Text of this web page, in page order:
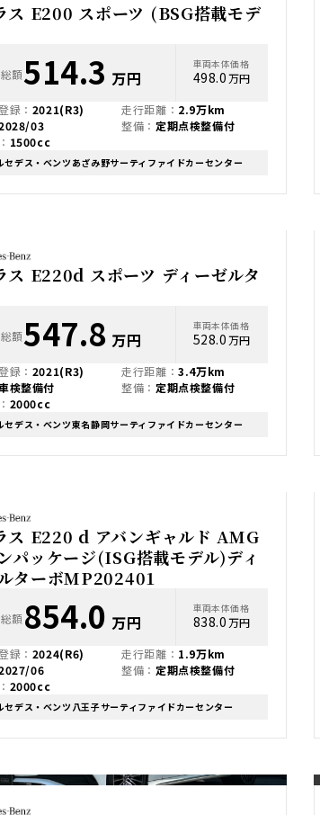
ス E200 スポーツ (BSG搭載モデ
額514.3 万円
車両本体価格
498.0万円
録： 2021(R3)
03
1500cc
走行距離： 2.9万km
整備： 定期点検整備付
セデス・ベンツあざみ野サーティファイドカーセンター
ス E220d スポーツ ディーゼルタ
額547.8 万円
車両本体価格
528.0万円
録： 2021(R3)
検整備付
2000cc
走行距離：3.4万km
整備： 定期点検整備付
セデス・ベンツ東名静岡サーティファイドカーセンター
ス E220 d アバンギャルド AMG
パッケージ(ISG搭載モデル)ディ
ターボMP202401
額854.0 万円
車両本体価格
838.0万円
録： 2024(R6)
06
2000cc
走行距離： 1.9万km
整備： 定期点検整備付
セデス・ベンツ八王子サーティファイドカーセンター